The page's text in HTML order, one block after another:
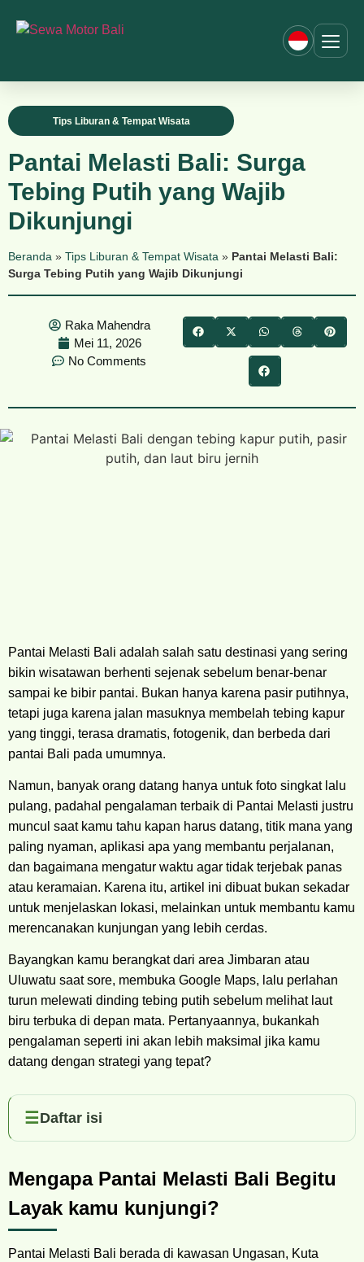
Tips Liburan & Tempat Wisata
Pantai Melasti Bali: Surga
Tebing Putih yang Wajib
Dikunjungi
Beranda » Tips Liburan & Tempat Wisata » Pantai Melasti Bali:
Surga Tebing Putih yang Wajib Dikunjungi
Raka Mahendra
Mei 11, 2026
No Comments
Pantai Melasti Bali adalah salah satu destinasi yang sering
bikin wisatawan berhenti sejenak sebelum benar-benar
sampai ke bibir pantai. Bukan hanya karena pasir putihnya,
tetapi juga karena jalan masuknya membelah tebing kapur
yang tinggi, terasa dramatis, fotogenik, dan berbeda dari
pantai Bali pada umumnya.
Namun, banyak orang datang hanya untuk foto singkat lalu
pulang, padahal pengalaman terbaik di Pantai Melasti justru
muncul saat kamu tahu kapan harus datang, titik mana yang
paling nyaman, aplikasi apa yang membantu perjalanan,
dan bagaimana mengatur waktu agar tidak terjebak panas
atau keramaian. Karena itu, artikel ini dibuat bukan sekadar
untuk menjelaskan lokasi, melainkan untuk membantu kamu
merencanakan kunjungan yang lebih cerdas.
Bayangkan kamu berangkat dari area Jimbaran atau
Uluwatu saat sore, membuka Google Maps, lalu perlahan
turun melewati dinding tebing putih sebelum melihat laut
biru terbuka di depan mata. Pertanyaannya, bukankah
pengalaman seperti ini akan lebih maksimal jika kamu
datang dengan strategi yang tepat?
Daftar isi
Mengapa Pantai Melasti Bali Begitu
Layak kamu kunjungi?
Pantai Melasti Bali berada di kawasan Ungasan, Kuta